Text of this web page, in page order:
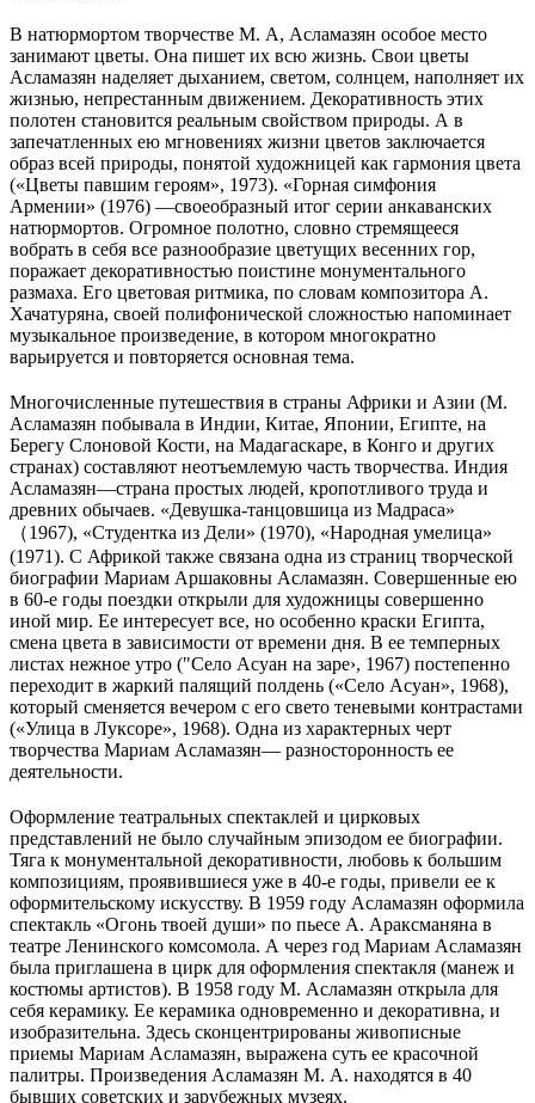
В натюрмортом творчестве М. А, Асламазян особое место
занимают цветы. Она пишет их всю жизнь. Свои цветы
Асламазян наделяет дыханием, светом, солнцем, наполняет их
жизнью, непрестанным движением. Декоративность этих
полотен становится реальным свойством природы. А в
запечатленных ею мгновениях жизни цветов заключается
образ всей природы, понятой художницей как гармония цвета
(«Цветы павшим героям», 1973). «Горная симфония
Армении» (1976) —своеобразный итог серии анкаванских
натюрмортов. Огромное полотно, словно стремящееся
вобрать в себя все разнообразие цветущих весенних гор,
поражает декоративностью поистине монументального
размаха. Его цветовая ритмика, по словам композитора А.
Хачатуряна, своей полифонической сложностью напоминает
музыкальное произведение, в котором многократно
варьируется и повторяется основная тема.
Многочисленные путешествия в страны Африки и Азии (М.
Асламазян побывала в Индии, Китае, Японии, Египте, на
Берегу Слоновой Кости, на Мадагаскаре, в Конго и других
странах) составляют неотъемлемую часть творчества. Индия
Асламазян—страна простых людей, кропотливого труда и
древних обычаев. «Девушка-танцовшица из Мадраса»
（1967), «Студентка из Дели» (1970), «Народная умелица»
(1971). С Африкой также связана одна из страниц творческой
биографии Мариам Аршаковны Асламазян. Совершенные ею
в 60-е годы поездки открыли для художницы совершенно
иной мир. Ее интересует все, но особенно краски Египта,
смена цвета в зависимости от времени дня. В ее темперных
листах нежное утро ("Село Асуан на заре›, 1967) постепенно
переходит в жаркий палящий полдень («Село Асуан», 1968),
который сменяется вечером с его свето теневыми контрастами
(«Улица в Луксоре», 1968). Одна из характерных черт
творчества Мариам Асламазян— разносторонность ее
деятельности.
Оформление театральных спектаклей и цирковых
представлений не было случайным эпизодом ее биографии.
Тяга к монументальной декоративности, любовь к большим
композициям, проявившиеся уже в 40-е годы, привели ее к
оформительскому искусству. В 1959 году Асламазян оформила
спектакль «Огонь твоей души» по пьесе А. Араксманяна в
театре Ленинского комсомола. А через год Мариам Асламазян
была приглашена в цирк для оформления спектакля (манеж и
костюмы артистов). В 1958 году М. Асламазян открыла для
себя керамику. Ее керамика одновременно и декоративна, и
изобразительна. Здесь сконцентрированы живописные
приемы Мариам Асламазян, выражена суть ее красочной
палитры. Произведения Асламазян М. А. находятся в 40
бывших советских и зарубежных музеях.